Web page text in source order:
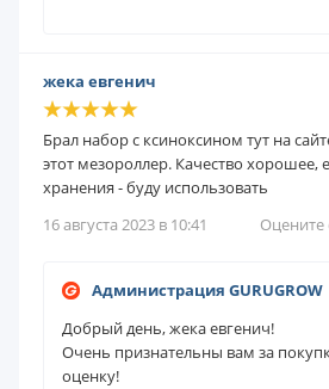
жека евгенич
Брал набор с ксиноксином тут на
этот мезороллер. Качество хорошее,
хранения - буду использовать
16 августа 2023 в 10:41
Оцените
Администрация GURUGROW
Добрый день, жека евгенич!
Очень признательны вам за
оценку!